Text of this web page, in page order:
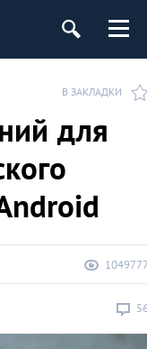
В ЗАКЛАДКИ
для